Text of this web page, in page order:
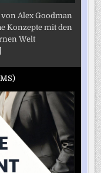
Alex Goodman
Konzepte mit den
Welt